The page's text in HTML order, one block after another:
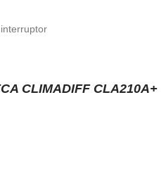
CLIMADIFF CLA210A+